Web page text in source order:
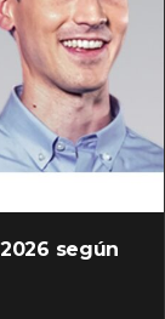
según